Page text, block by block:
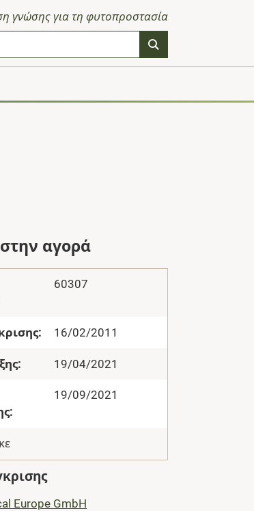
γνώσης για τη φυτοπροστασία
αγορά
60307
16/02/2011
19/04/2021
19/09/2021
Europe GmbH